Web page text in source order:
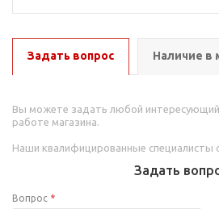
Задать вопрос Наличие в
Вы можете задать любой интересующий
работе магазина.
Наши квалифицированные специалисты
Задать
Вопрос *